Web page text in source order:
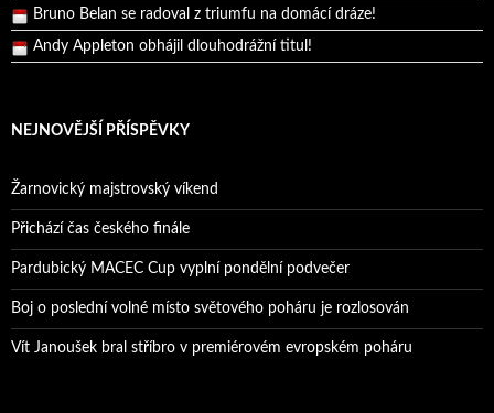
Andy Appleton obhájil dlouhodrážní titul!
Reprezentační dvojice brala český titul!
NEJNOVĚJŠÍ PŘÍSPĚVKY
Žarnovický majstrovský víkend
Přichází čas českého finále
Pardubický MACEC Cup vyplní pondělní podvečer
Boj o poslední volné místo světového poháru je rozlosován
Vít Janoušek bral stříbro v premiérovém evropském poháru